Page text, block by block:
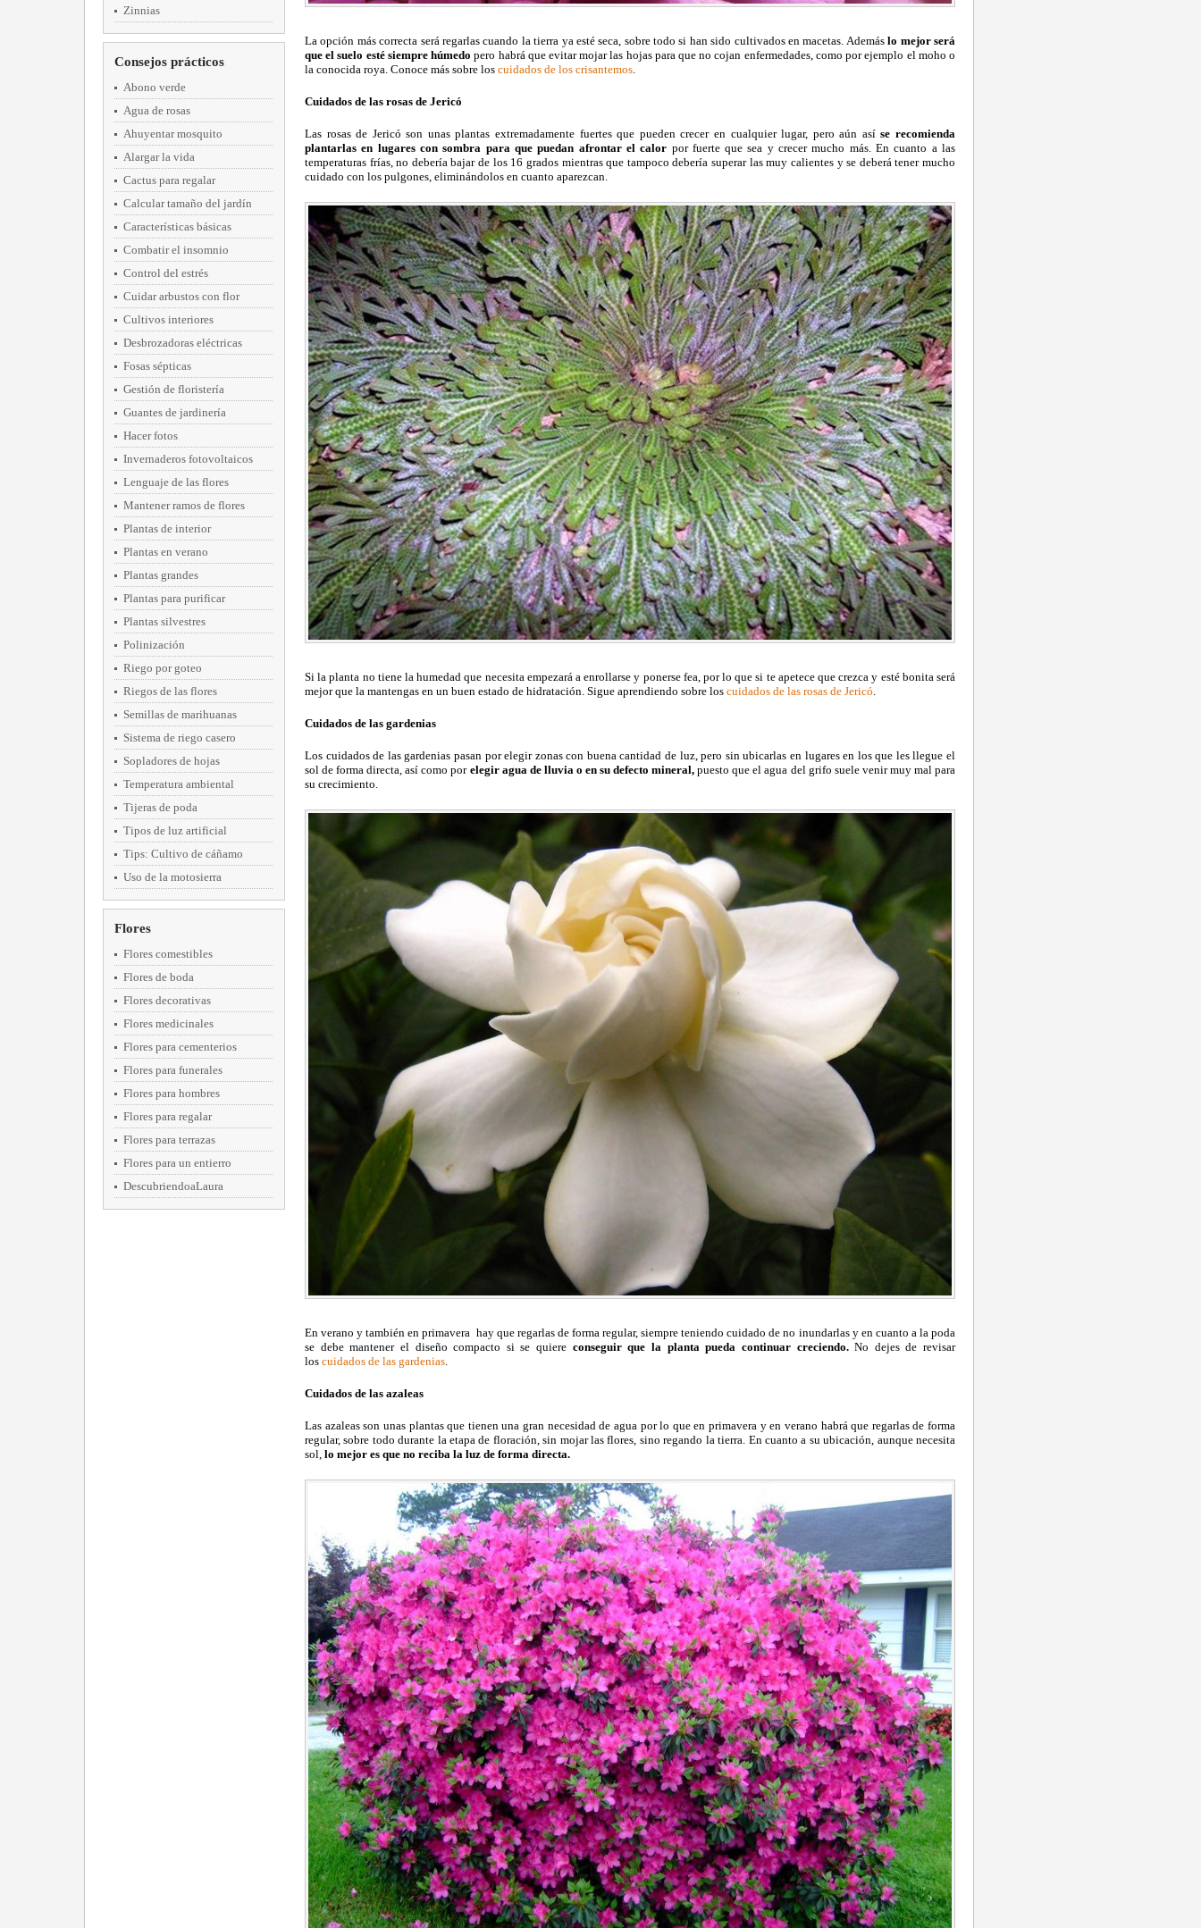
Zinnias
Consejos prácticos
Abono verde
Agua de rosas
Ahuyentar mosquito
Alargar la vida
Cactus para regalar
Calcular tamaño del jardín
Características básicas
Combatir el insomnio
Control del estrés
Cuidar arbustos con flor
Cultivos interiores
Desbrozadoras eléctricas
Fosas sépticas
Gestión de floristería
Guantes de jardinería
Hacer fotos
Invernaderos fotovoltaicos
Lenguaje de las flores
Mantener ramos de flores
Plantas de interior
Plantas en verano
Plantas grandes
Plantas para purificar
Plantas silvestres
Polinización
Riego por goteo
Riegos de las flores
Semillas de marihuanas
Sistema de riego casero
Sopladores de hojas
Temperatura ambiental
Tijeras de poda
Tipos de luz artificial
Tips: Cultivo de cáñamo
Uso de la motosierra
Flores
Flores comestibles
Flores de boda
Flores decorativas
Flores medicinales
Flores para cementerios
Flores para funerales
Flores para hombres
Flores para regalar
Flores para terrazas
Flores para un entierro
DescubriendoaLaura
La opción más correcta será regarlas cuando la tierra ya esté seca, sobre todo si han sido cultivados en macetas. Ademáslo mejor será
que el suelo esté siempre húmedo pero habrá que evitar mojar las hojas para que no cojan enfermedades, como por ejemplo el moho o
la conocida roya. Conoce más sobre los cuidados de los crisantemos.
Cuidados de las rosas de Jericó
Las rosas de Jericó son unas plantas extremadamente fuertes que pueden crecer en cualquier lugar, pero aún asíse recomienda
plantarlas en lugares con sombra para que puedan afrontar el calor por fuerte que sea y crecer mucho más. En cuanto a las
temperaturas frías, no debería bajar de los 16 grados mientras que tampoco debería superar las muy calientes y se deberá tener mucho
cuidado con los pulgones, eliminándolos en cuanto aparezcan.
Si la planta no tiene la humedad que necesita empezará a enrollarse y ponerse fea, por lo que si te apetece que crezca y esté bonita será
mejor que la mantengas en un buen estado de hidratación. Sigue aprendiendo sobre los cuidados de las rosas de Jericó.
Cuidados de las gardenias
Los cuidados de las gardenias pasan por elegir zonas con buena cantidad de luz, pero sin ubicarlas en lugares en los que les llegue el
sol de forma directa, así como por elegir agua de lluvia o en su defecto mineral, puesto que el agua del grifo suele venir muy mal para
su crecimiento.
En verano y también en primavera hay que regarlas de forma regular, siempre teniendo cuidado de no inundarlas y en cuanto a la poda
se debe mantener el diseño compacto si se quiere conseguir que la planta pueda continuar creciendo.No dejes de revisar
los cuidados de las gardenias.
Cuidados de las azaleas
Las azaleas son unas plantas que tienen una gran necesidad de agua por lo que en primavera y en verano habrá que regarlas de forma
regular, sobre todo durante la etapa de floración, sin mojar las flores, sino regando la tierra. En cuanto a su ubicación, aunque necesita
sol, lo mejor es que no reciba la luz de forma directa.